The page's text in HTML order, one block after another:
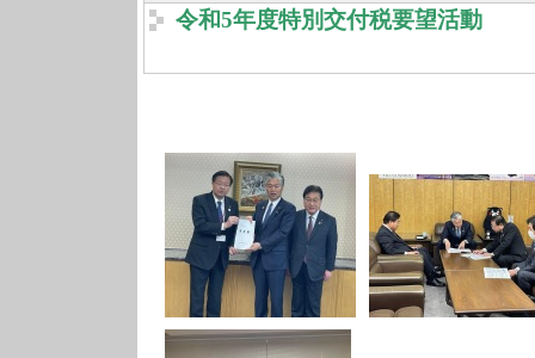
令和5年度特別交付税要望活動